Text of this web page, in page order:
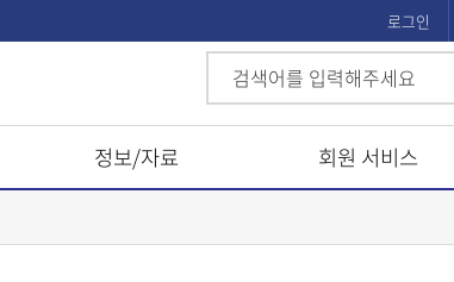
로그인
정보/자료 회원 서비스